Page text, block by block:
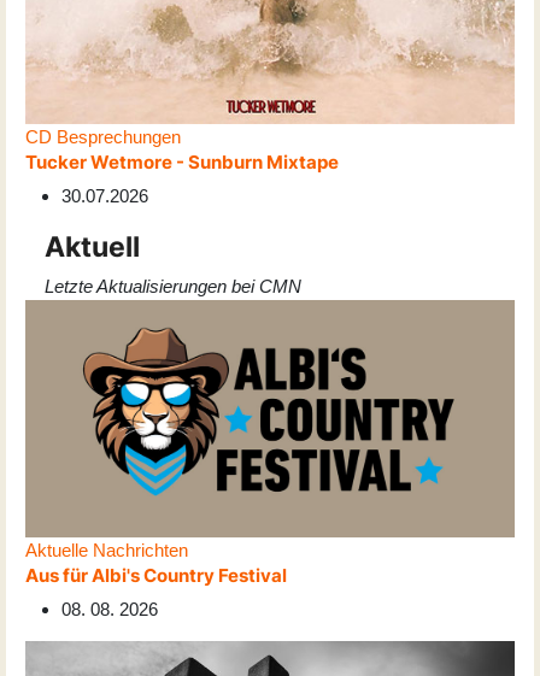
CD Besprechungen
Tucker Wetmore - Sunburn Mixtape
30.07.2026
Aktuell
Letzte Aktualisierungen bei CMN
Aktuelle Nachrichten
Aus für Albi's Country Festival
08. 08. 2026